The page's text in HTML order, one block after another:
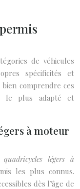
de véhicules
spécificités et
comprendre ces
le plus adapté et
à moteur
quadricycles légers à
les plus connus.
dès l’âge de